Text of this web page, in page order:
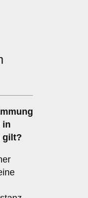
in
gilt?